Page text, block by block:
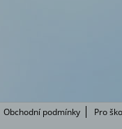
Obchodní podmínky Pro